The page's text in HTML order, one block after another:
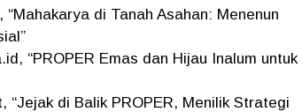
di Tanah Asahan: Menenun
“PROPER Emas dan Hijau Inalum untuk
“Jejak di Balik PROPER, Menilik Strategi